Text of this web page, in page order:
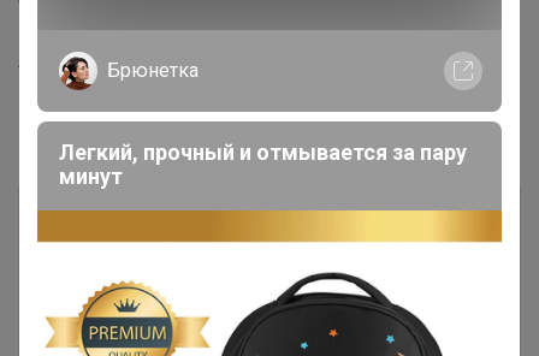
Артикул 42015
Комментарии 1
Брюнетка
Легкий, прочный и отмывается за пару
минут